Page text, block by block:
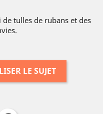
tulles de rubans et des
LE SUJET